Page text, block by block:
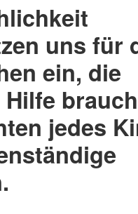
uns für
ein, die
jedes